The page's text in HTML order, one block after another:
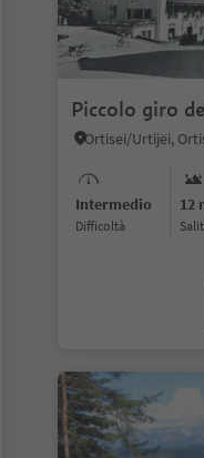
Piccolo giro
Intermedio
Difficoltà
12